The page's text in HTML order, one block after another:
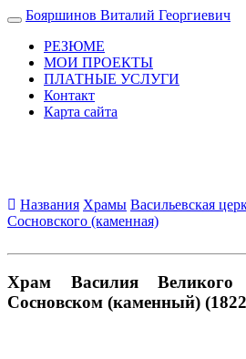
Toggle
navigation
Бояршинов Виталий Георгиевич
РЕЗЮМЕ
МОИ ПРОЕКТЫ
ПЛАТНЫЕ УСЛУГИ
Контакт
Карта сайта
Названия Храмы Васильевская
Сосновского (каменная)
Храм Василия
Сосновском (каменный)